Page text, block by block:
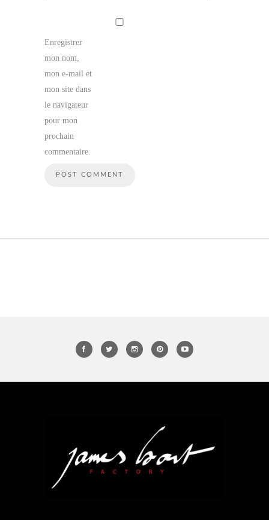
Enregistrer
mon nom,
mon e-mail et
mon site dans
le navigateur
pour mon
prochain
commentaire.